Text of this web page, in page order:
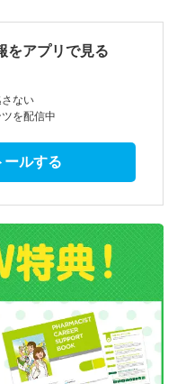
をアプリで見る
ない
を配信中
ールする